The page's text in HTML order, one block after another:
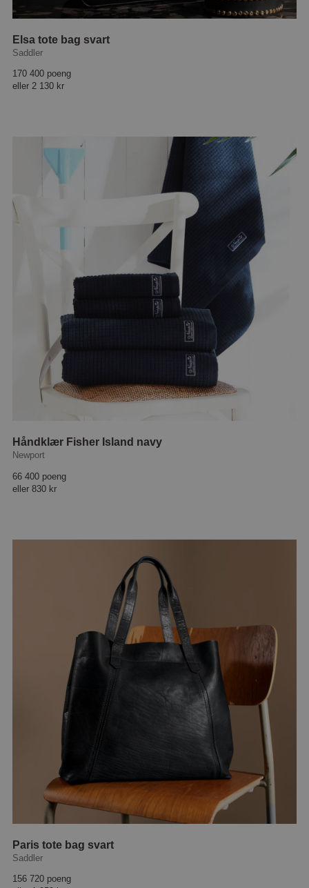
Elsa tote bag svart
Saddler
170 400 poeng
eller 2 130 kr
Håndklær Fisher Island navy
Newport
66 400 poeng
eller 830 kr
Paris tote bag svart
Saddler
156 720 poeng